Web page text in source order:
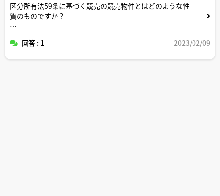
区分所有法59条に基づく競売の競売物件とはどのような性
質のものですか？
か？回答 : 1 2023/02/09